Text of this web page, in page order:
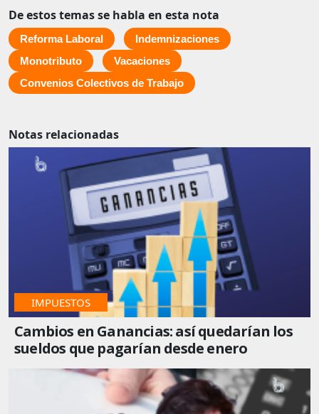
De estos temas se habla en esta nota
Reforma Laboral
Indemnizaciones
Monotributo
Vacaciones
Convenios Colectivos de Trabajo
Notas relacionadas
IMPUESTOS
Cambios en Ganancias: así quedarían los
sueldos que pagarían desde enero